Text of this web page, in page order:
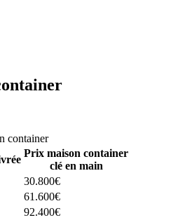
container
Prix maison container
clé en main
30.800€
61.600€
92.400€